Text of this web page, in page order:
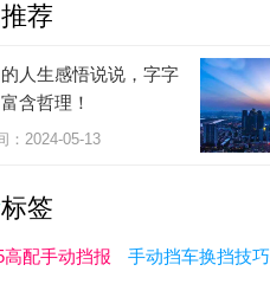
推荐
人生感悟说说，字字
含哲理！
：2024-05-13
标签
配手动挡报
手动挡车换挡技巧